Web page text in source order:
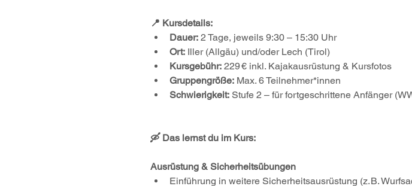
📍 Kursdetails:
Dauer: 2 Tage, jeweils 9:30 – 15:30 Uhr
Ort: Iller (Allgäu) und/oder Lech (Tirol)
Kursgebühr: 229 € inkl. Kajakausrüstung & Kursfotos
Gruppengröße: Max. 6 Teilnehmer*innen
Schwierigkeit: Stufe 2 – für fortgeschrittene Anfänger
🛶 Das lernst du im Kurs:
Ausrüstung & Sicherheitsübungen
Einführung in weitere Sicherheitsausrüstung (z. B.